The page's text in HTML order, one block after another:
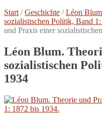
Start /Geschichte /Léon
sozialistischen Politik, Band
und Praxis einer
Léon Blum.
sozialistischen
1934